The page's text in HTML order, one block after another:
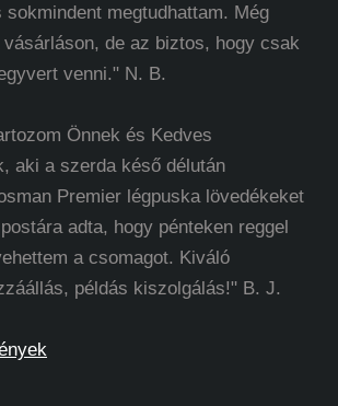
megtudhattam. Még
de az biztos, hogy csak
venni." N. B.
Önnek és Kedves
aki a szerda késő délután
Premier légpuska lövedékeket
adta, hogy pénteken reggel
a csomagot. Kiváló
példás kiszolgálás!" B. J.